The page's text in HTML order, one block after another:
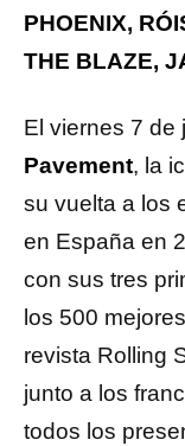
PHOENIX,
THE BLAZE,
El viernes 7 de
Pavement, la
su vuelta a los
en España en
con sus tres
los 500
revista Rolling
junto a los
todos los